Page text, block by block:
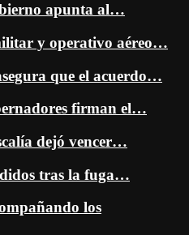
apunta al…
y operativo aéreo…
que el acuerdo…
firman el…
dejó vencer…
tras la fuga…
los